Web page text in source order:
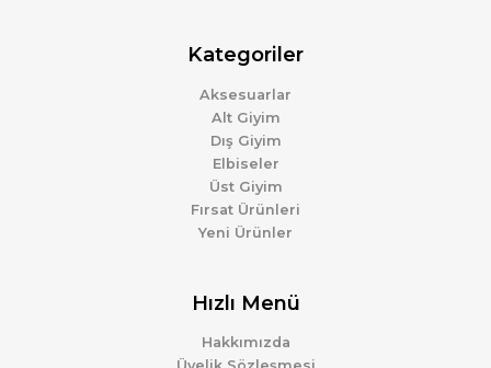
Kategoriler
Aksesuarlar
Alt Giyim
Dış Giyim
Elbiseler
Üst Giyim
Fırsat Ürünleri
Yeni Ürünler
Hızlı Menü
Hakkımızda